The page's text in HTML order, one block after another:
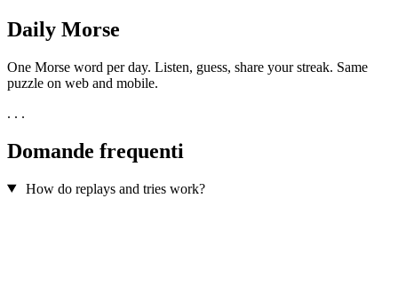
Daily Morse
One Morse word per day. Listen, guess, share your streak. Same
puzzle on web and mobile.
. . .
Domande frequenti
How do replays and tries work?